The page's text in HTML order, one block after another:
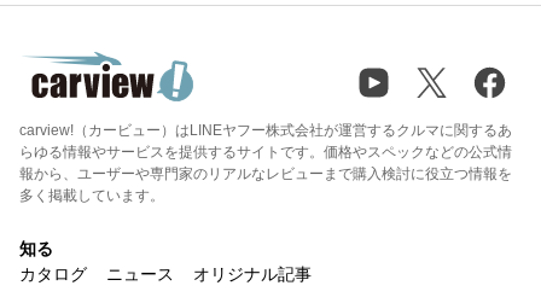
carview!（カービュー）はLINEヤフー株式会社が運営するクルマに関するあ
らゆる情報やサービスを提供するサイトです。価格やスペックなどの公式情
報から、ユーザーや専門家のリアルなレビューまで購入検討に役立つ情報を
多く掲載しています。
知る
カタログ
ニュース オリジナル記事